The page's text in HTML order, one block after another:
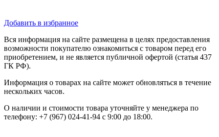
Добавить в избранное
Вся информация на сайте размещена в целях предоставления
возможности покупателю ознакомиться с товаром перед его
приобретением, и не является публичной офертой (статья 437
ГК РФ).
Информация о товарах на сайте может обновляться в течение
нескольких часов.
О наличии и стоимости товара уточняйте у менеджера по
телефону: +7 (967) 024-41-94 с 9:00 до 18:00.